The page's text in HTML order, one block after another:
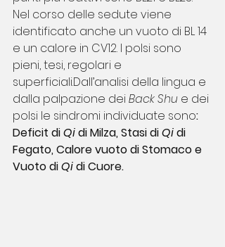
Nel corso delle sedute viene
identificato anche un vuoto di BL 14
e un calore in CV12. I polsi sono
pieni, tesi, regolari e
superficiali.Dall’analisi della lingua e
dalla palpazione dei Back Shu e dei
polsi le sindromi individuate sono:
Deficit di Qi di Milza, Stasi di Qi di
Fegato, Calore vuoto di Stomaco e
Vuoto di Qi di Cuore.